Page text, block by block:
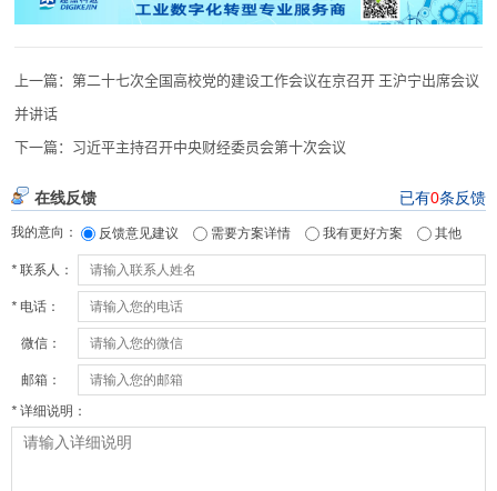
上一篇：第二十七次全国高校党的建设工作会议在京召开 王沪宁出席会议
并讲话
下一篇： 习近平主持召开中央财经委员会第十次会议